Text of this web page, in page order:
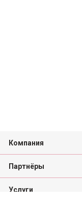
Компания
Партнёры
Услуги